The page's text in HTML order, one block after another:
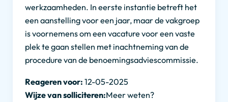
werkzaamheden. In eerste instantie betreft het
een aanstelling voor een jaar, maar de vakgroep
is voornemens om een vacature voor een vaste
plek te gaan stellen met inachtneming van de
procedure van de benoemingsadviescommissie.
Reageren voor: 12-05-2025
Wijze van solliciteren:Meer weten?